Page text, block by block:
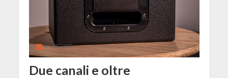
Due canali e oltre